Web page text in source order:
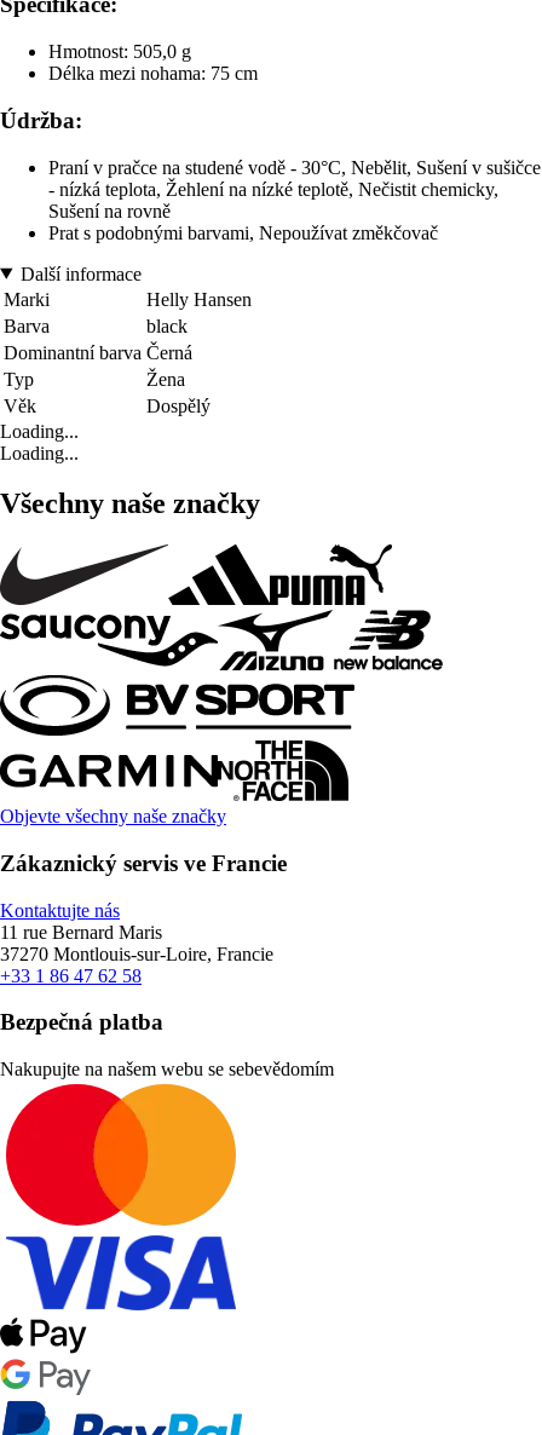
Hmotnost: 505,0 g
Délka mezi nohama: 75 cm
Údržba:
Praní v pračce na studené vodě - 30°C, Nebělit, Sušení v sušičce
- nízká teplota, Žehlení na nízké teplotě, Nečistit chemicky,
Sušení na rovně
Prat s podobnými barvami, Nepoužívat změkčovač
Další informace
Marki
Helly Hansen
Barva
black
Dominantní barva Černá
Typ
Žena
Věk
Dospělý
Loading...
Loading...
Všechny naše značky
Objevte všechny naše značky
Zákaznický servis ve Francie
Kontaktujte nás
11 rue Bernard Maris
37270 Montlouis-sur-Loire, Francie
+33 1 86 47 62 58
Bezpečná platba
Nakupujte na našem webu se sebevědomím